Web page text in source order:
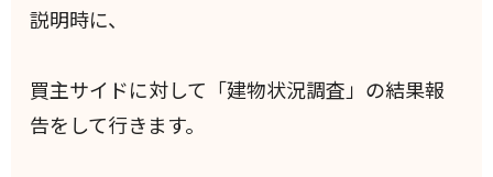
説明時に、
買主サイドに対して「建物状況調査」の結果報
告をして行きます。